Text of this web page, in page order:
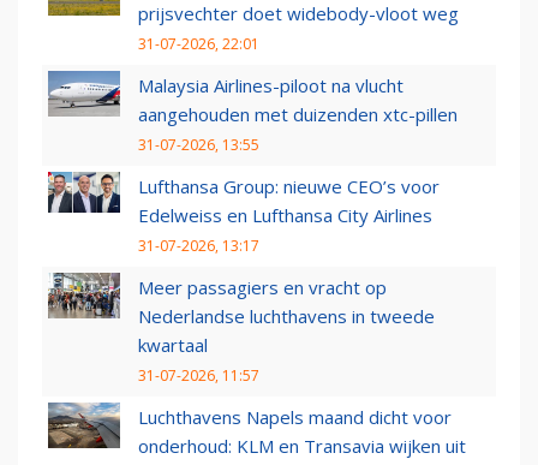
prijsvechter doet widebody-vloot weg
31-07-2026, 22:01
Malaysia Airlines-piloot na vlucht
aangehouden met duizenden xtc-pillen
31-07-2026, 13:55
Lufthansa Group: nieuwe CEO’s voor
Edelweiss en Lufthansa City Airlines
31-07-2026, 13:17
Meer passagiers en vracht op
Nederlandse luchthavens in tweede
kwartaal
31-07-2026, 11:57
Luchthavens Napels maand dicht voor
onderhoud: KLM en Transavia wijken uit